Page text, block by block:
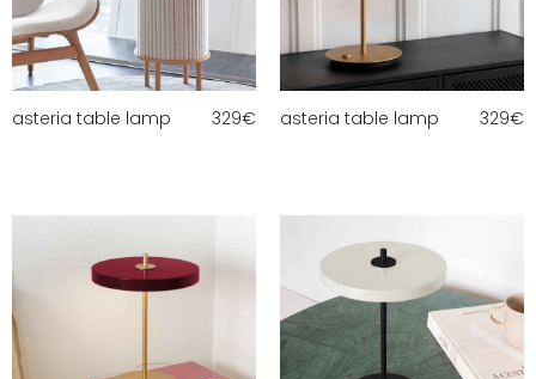
asteria table lamp 329€ asteria table lamp 329€